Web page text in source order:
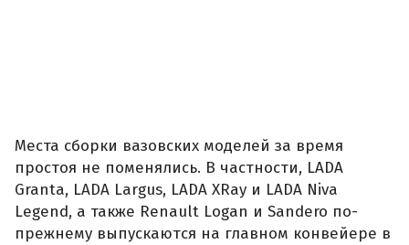
Места сборки вазовских моделей за время
простоя не поменялись. В частности, LADA
Granta, LADA Largus, LADA XRay и LADA Niva
Legend, а также Renault Logan и Sandero по-
прежнему выпускаются на главном конвейере в